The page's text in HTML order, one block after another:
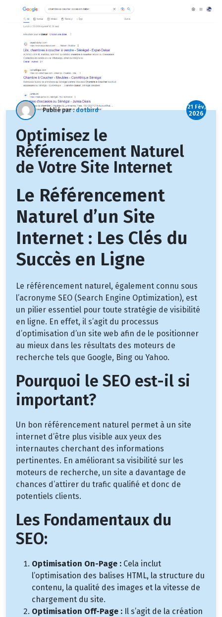
Publié par :dotbird 21 Fév,
2026
Optimisez le
Référencement Naturel
de Votre Site Internet
Le Référencement
Naturel d’un Site
Internet : Les Clés du
Succès en Ligne
Le référencement naturel, également connu sous
l’acronyme SEO (Search Engine Optimization), est
un pilier essentiel pour toute stratégie de visibilité
en ligne. En effet, il s’agit du processus
d’optimisation d’un site web afin de le positionner
au mieux dans les résultats des moteurs de
recherche tels que Google, Bing ou Yahoo.
Pourquoi le SEO est-il si
important?
Un bon référencement naturel permet à un site
internet d’être plus visible aux yeux des
internautes cherchant des informations
pertinentes. En améliorant sa visibilité sur les
moteurs de recherche, un site a davantage de
chances d’attirer du trafic qualifié et donc de
potentiels clients.
Les Fondamentaux du
SEO:
Optimisation On-Page : Cela inclut
l’optimisation des balises HTML, la structure du
contenu, la qualité des images et la vitesse de
chargement du site.
Optimisation Off-Page : Il s’agit de la création